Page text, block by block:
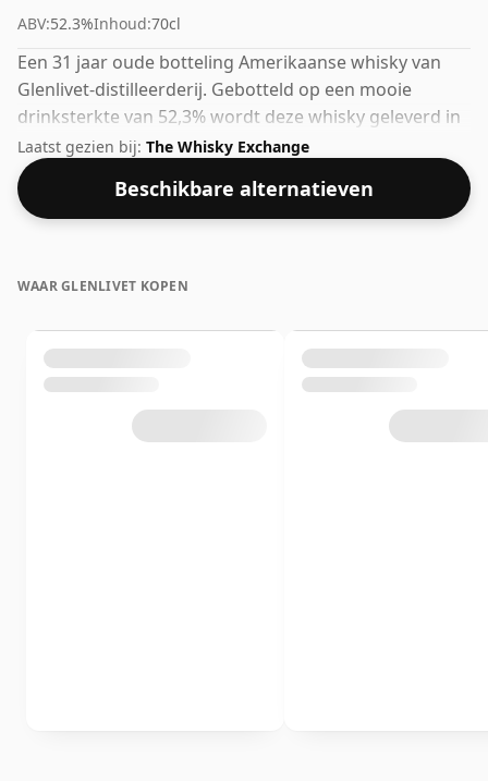
ABV:52.3%Inhoud:70cl
Een 31 jaar oude botteling Amerikaanse whisky van
Glenlivet-distilleerderij. Gebotteld op een mooie
drinksterkte van 52,3% wordt deze whisky geleverd in
een fles van 70cl.
Laatst gezien bij: The Whisky Exchange
Beschikbare alternatieven
WAAR GLENLIVET KOPEN